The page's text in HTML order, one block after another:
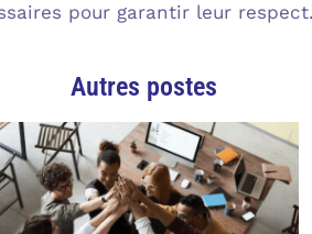
pour garantir leur respect.
Autres postes